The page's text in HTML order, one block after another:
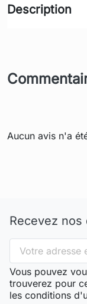
Description
Aucun avis n'a
Recevez
Vous pouvez
trouverez pour
les conditions